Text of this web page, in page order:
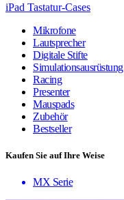
iPad Tastatur-Cases
Mikrofone
Lautsprecher
Digitale Stifte
Simulationsausrüstung
Racing
Presenter
Mauspads
Zubehör
Bestseller
Kaufen Sie auf Ihre Weise
MX Serie